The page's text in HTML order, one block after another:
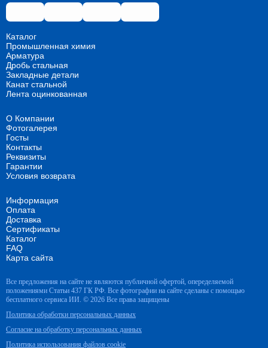
Каталог
Промышленная химия
Арматура
Дробь стальная
Закладные детали
Канат стальной
Лента оцинкованная
О Компании
Фотогалерея
Госты
Контакты
Реквизиты
Гарантии
Условия возврата
Информация
Оплата
Доставка
Сертификаты
Каталог
FAQ
Карта сайта
Все предложения на сайте не являются публичной офертой, опеределяемой
положениями Статьи 437 ГК РФ. Все фотографии на сайте сделаны с помощью
бесплатного сервиса ИИ. © 2026 Все права защищены
Политика обработки персональных данных
Согласие на обработку персональных данных
Политика использования файлов cookie